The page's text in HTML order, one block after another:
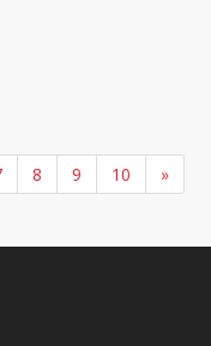
8 9 10 »